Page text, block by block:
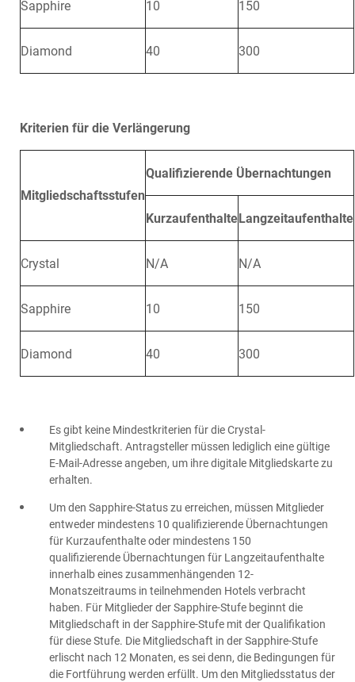
Sapphire 10 150
Diamond 40 300
Kriterien für die Verlängerung
Mitgliedschaftsstufen
Qualifizierende Übernachtungen
KurzaufenthalteLangzeitaufenthalte
Crystal N/A N/A
Sapphire 10 150
Diamond 40 300
Es gibt keine Mindestkriterien für die Crystal-
Mitgliedschaft. Antragsteller müssen lediglich eine gültige
E-Mail-Adresse angeben, um ihre digitale Mitgliedskarte zu
erhalten.
Um den Sapphire-Status zu erreichen, müssen Mitglieder
entweder mindestens 10 qualifizierende Übernachtungen
für Kurzaufenthalte oder mindestens 150
qualifizierende Übernachtungen für Langzeitaufenthalte
innerhalb eines zusammenhängenden 12-
Monatszeitraums in teilnehmenden Hotels verbracht
haben. Für Mitglieder der Sapphire-Stufe beginnt die
Mitgliedschaft in der Sapphire-Stufe mit der Qualifikation
für diese Stufe. Die Mitgliedschaft in der Sapphire-Stufe
erlischt nach 12 Monaten, es sei denn, die Bedingungen für
die Fortführung werden erfüllt. Um den Mitgliedsstatus der